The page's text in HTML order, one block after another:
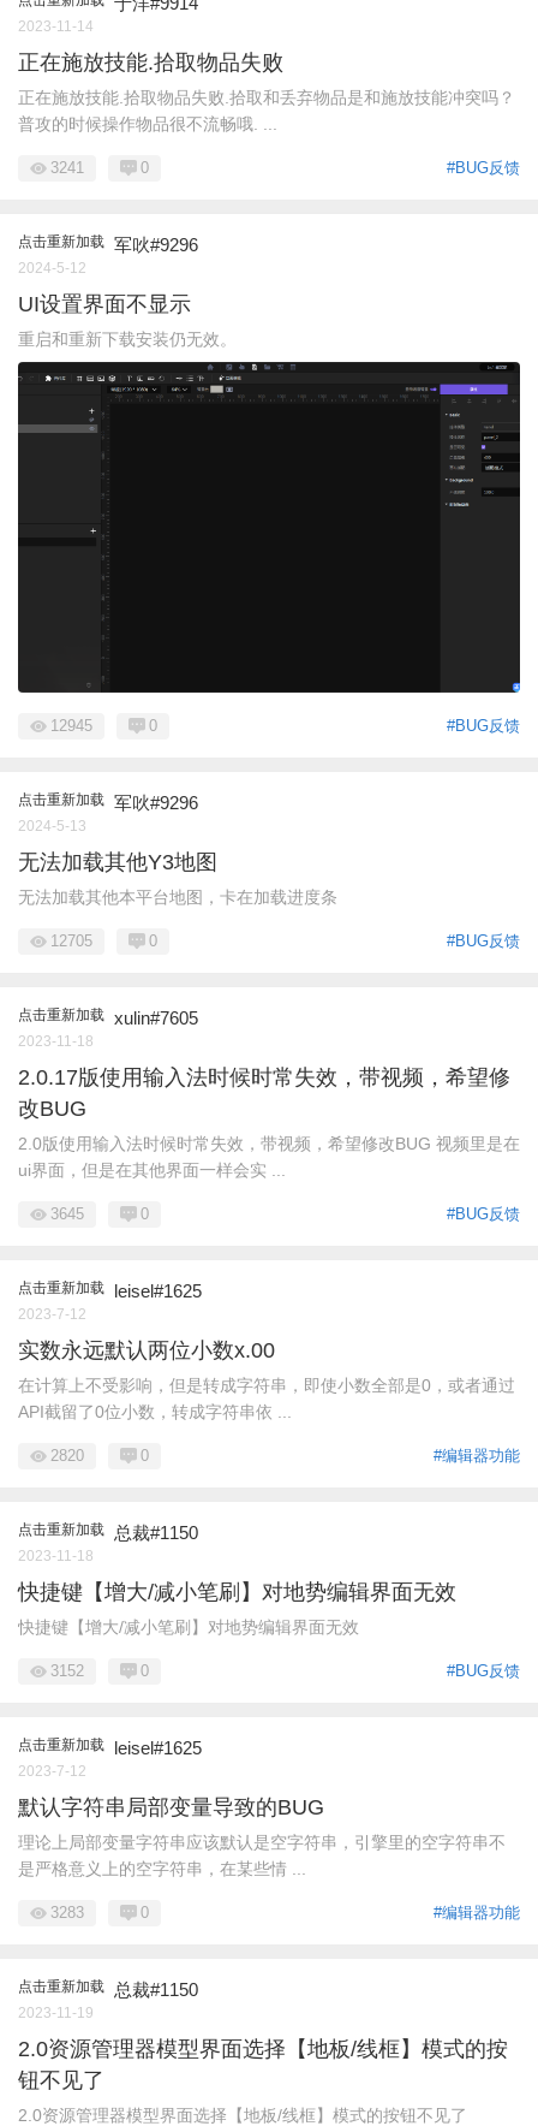
2023-11-14
正在施放技能.拾取物品失败
正在施放技能.拾取物品失败.拾取和丢弃物品是和施放技能冲突吗？
普攻的时候操作物品很不流畅哦. ...
#BUG反馈
3241 0
点击重新加载 军吙#9296
2024-5-12
UI设置界面不显示
重启和重新下载安装仍无效。
#BUG反馈
12945 0
点击重新加载 军吙#9296
2024-5-13
无法加载其他Y3地图
无法加载其他本平台地图，卡在加载进度条
#BUG反馈
12705 0
点击重新加载 xulin#7605
2023-11-18
2.0.17版使用输入法时候时常失效，带视频，希望修
改BUG
2.0版使用输入法时候时常失效，带视频，希望修改BUG 视频里是在
ui界面，但是在其他界面一样会实 ...
#BUG反馈
3645 0
点击重新加载 leisel#1625
2023-7-12
实数永远默认两位小数x.00
在计算上不受影响，但是转成字符串，即使小数全部是0，或者通过
API截留了0位小数，转成字符串依 ...
#编辑器功能
2820 0
点击重新加载 总裁#1150
2023-11-18
快捷键【增大/减小笔刷】对地势编辑界面无效
快捷键【增大/减小笔刷】对地势编辑界面无效
#BUG反馈
3152 0
点击重新加载 leisel#1625
2023-7-12
默认字符串局部变量导致的BUG
理论上局部变量字符串应该默认是空字符串，引擎里的空字符串不
是严格意义上的空字符串，在某些情 ...
#编辑器功能
3283 0
点击重新加载 总裁#1150
2023-11-19
2.0资源管理器模型界面选择【地板/线框】模式的按
钮不见了
2.0资源管理器模型界面选择【地板/线框】模式的按钮不见了